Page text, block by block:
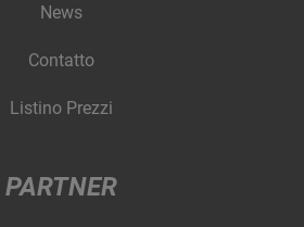
News
Contatto
Listino Prezzi
PARTNER